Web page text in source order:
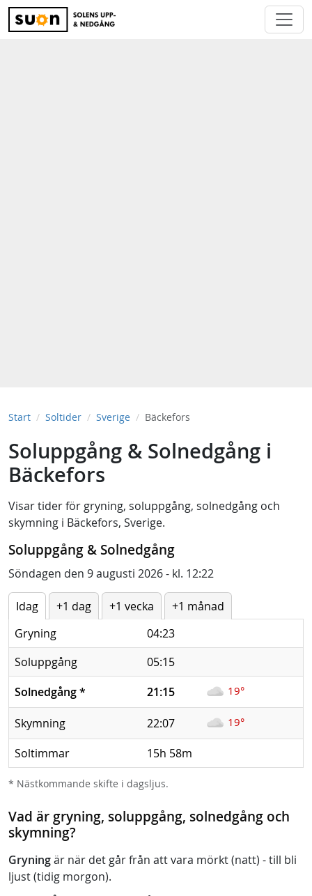
Start Soltider Sverige Bäckefors
Soluppgång & Solnedgång i
Bäckefors
Visar tider för gryning, soluppgång, solnedgång och
skymning i Bäckefors, Sverige.
Soluppgång & Solnedgång
Söndagen den 9 augusti 2026 - kl. 12:22
Idag +1 dag +1 vecka
+1 månad
Gryning
04:23
Soluppgång
05:15
Solnedgång* 21:15 19°
Skymning 22:07 19°
Soltimmar 15h 58m
* Nästkommande skifte i dagsljus.
Vad är gryning, soluppgång, solnedgång och
skymning?
Gryningär när det går från att vara mörkt (natt) - till bli
ljust (tidig morgon).